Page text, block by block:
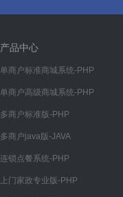
产品中心
单商户标准商城系统-PHP
单商户高级商城系统-PHP
多商户标准版-PHP
多商户java版-JAVA
连锁点餐系统-PHP
上门家政专业版-PHP